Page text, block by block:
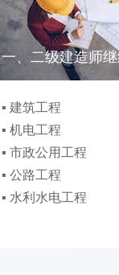
一、二级建造师
▪ 建筑工程
▪ 机电工程
▪ 市政公用工程
▪ 公路工程
▪ 水利水电工程